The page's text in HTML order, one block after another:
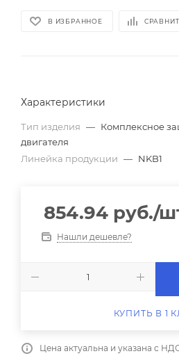
В ИЗБРАННОЕ
Характеристики
Тип изделия — Комплексное
двигателя
Линейка продукции — NKB1
854.94 руб./
Нашли дешевле?
КУПИТЬ В 1
Цена актуальна и указана с